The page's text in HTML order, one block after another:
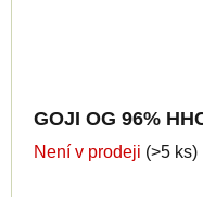
GOJI OG 96%
Není v prodeji (>5 ks)